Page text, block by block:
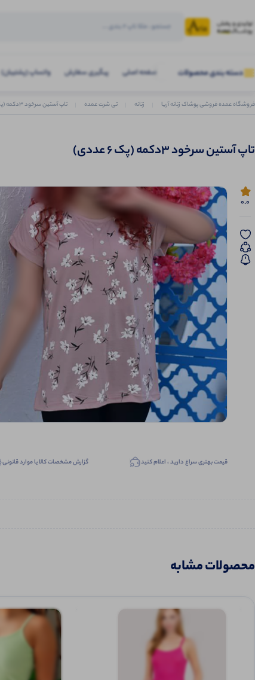
دسته بندی محصولات صفحه اصلی پیگیری سفارش واتساپ (پشتیبان)
فروشگاه عمده فروشی پوشاک زنانه آریا زنانه تی شرت عمده تاپ آستین سرخود ۳دکمه (پک 6 عددی)
تاپ آستین سرخود ۳دکمه (پک 6 عددی)
0.0
قیمت بهتری سراغ دارید ، اعلام کنید گزارش مشخصات کالا یا موارد قانونی
محصولات مشابه